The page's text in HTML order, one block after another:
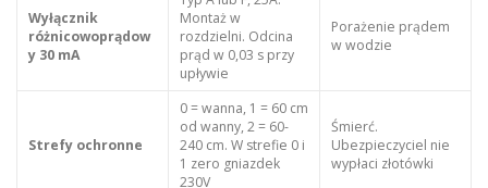
Wyłącznik
różnicowoprądow
y 30 mA
Montaż w
rozdzielni. Odcina
prąd w 0,03 s przy
upływie
Porażenie prądem
w wodzie
Strefy ochronne
0 = wanna, 1 = 60 cm
od wanny, 2 = 60-
240 cm. W strefie 0 i
1 zero gniazdek
230V
Śmierć.
Ubezpieczyciel nie
wypłaci złotówki